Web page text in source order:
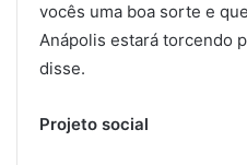
vocês uma boa sorte e
Anápolis estará torcendo
disse.
Projeto social